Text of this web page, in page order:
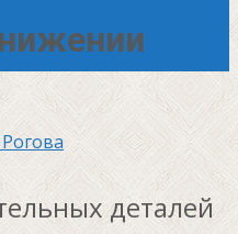
деталей